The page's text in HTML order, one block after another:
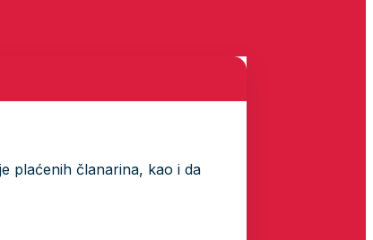
plaćenih članarina, kao i da